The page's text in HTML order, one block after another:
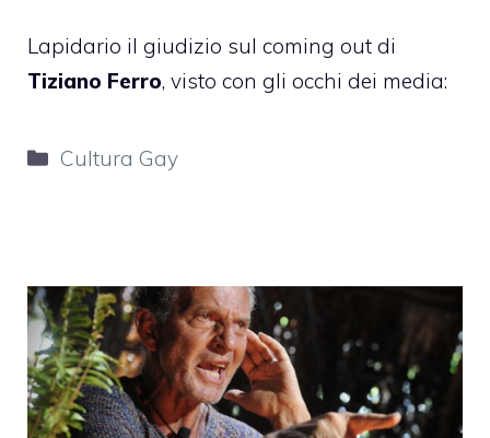
Lapidario il giudizio sul coming out di
Tiziano Ferro, visto con gli occhi dei media:
Categorie
Cultura Gay